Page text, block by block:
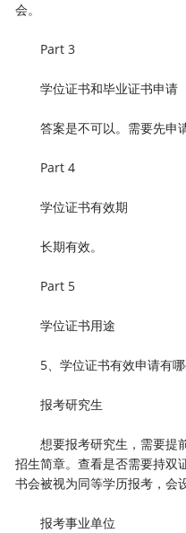
会。
Part 3
学位证书和毕业证书申请
答案是不可以。需要先申请
Part 4
学位证书有效期
长期有效。
Part 5
学位证书用途
5、学位证书有效申请有哪
报考研究生
想要报考研究生，需要提
招生简章。查看是否需要持双
书会被视为同等学历报考，会
报考事业单位